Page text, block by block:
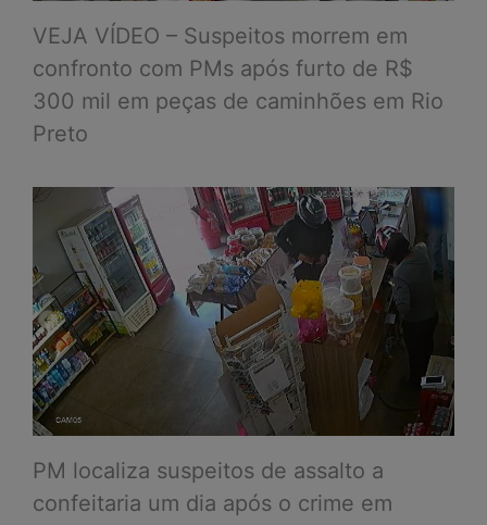
VEJA VÍDEO – Suspeitos morrem em
confronto com PMs após furto de R$
300 mil em peças de caminhões em Rio
Preto
PM localiza suspeitos de assalto a
confeitaria um dia após o crime em